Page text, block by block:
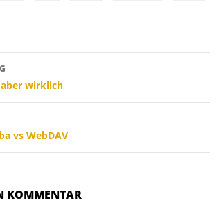
wirklich
vs WebDAV
KOMMENTAR